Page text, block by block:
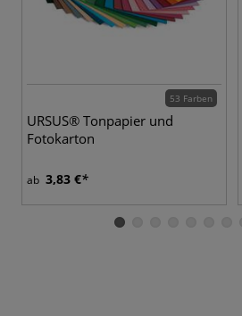
53 Farben
URSUS® Tonpapier und
Fotokarton
ab 3,83 €